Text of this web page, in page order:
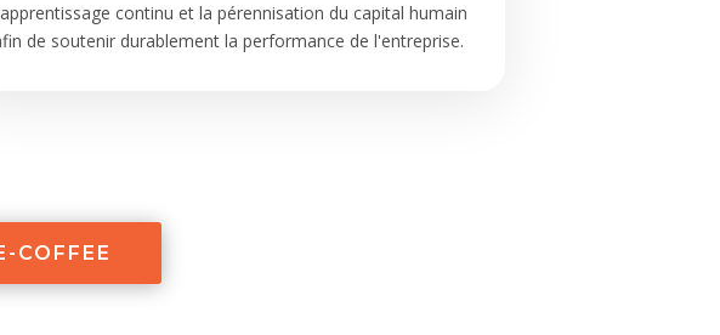
continu et la pérennisation du capital humain
de soutenir durablement la performance de l'entreprise.
COFFEE